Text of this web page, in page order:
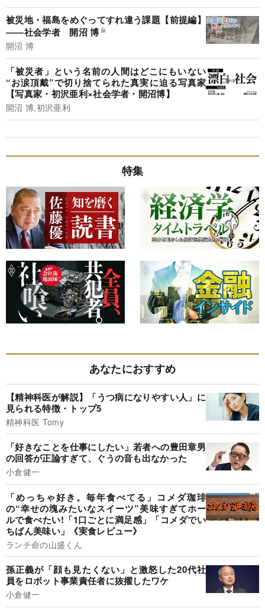
被災地・福島をめぐってすれ違う課題【前提編】
――社会学者 開沼 博
開沼 博
「被災者」という名前の人間はどこにもいない
“お涙頂戴”で切り捨てられた真実に迫る写真家
【写真家・初沢亜利×社会学者・開沼博】
開沼 博,初沢亜利
特集
あなたにおすすめ
【精神科医が解説】「うつ病になりやすい人」に
見られる特徴・トップ5
精神科医 Tomy
「好きなことを仕事にしたい」若者への豊田章男
の回答が正論すぎて、ぐうの音も出なかった
小倉健一
「めっちゃ好き。毎年食べてる」コメダ珈琲
の“幸せの塊みたいなスイーツ”美味すぎてホー
ルで食べたい!「1口ごとに満足感」「コメダでい
ちばん美味い」《実食レビュー》
ランチ命の山盛くん
孫正義が「顔も見たくない」と激怒した20代社
員をロボット事業責任者に抜擢したワケ
小倉健一